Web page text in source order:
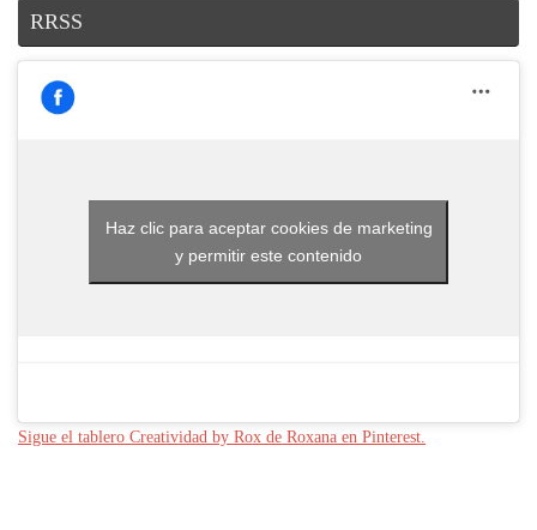
RRSS
Haz clic para aceptar cookies de marketing
y permitir este contenido
Sigue el tablero Creatividad by Rox de Roxana en Pinterest.